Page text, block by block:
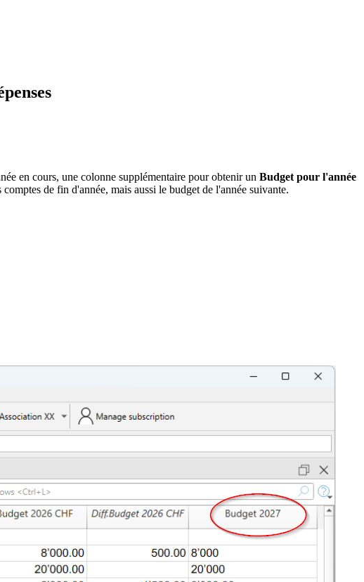
en cours, une colonne supplémentaire pour obtenir un Budget pour l'année
de fin d'année, mais aussi le budget de l'année suivante.